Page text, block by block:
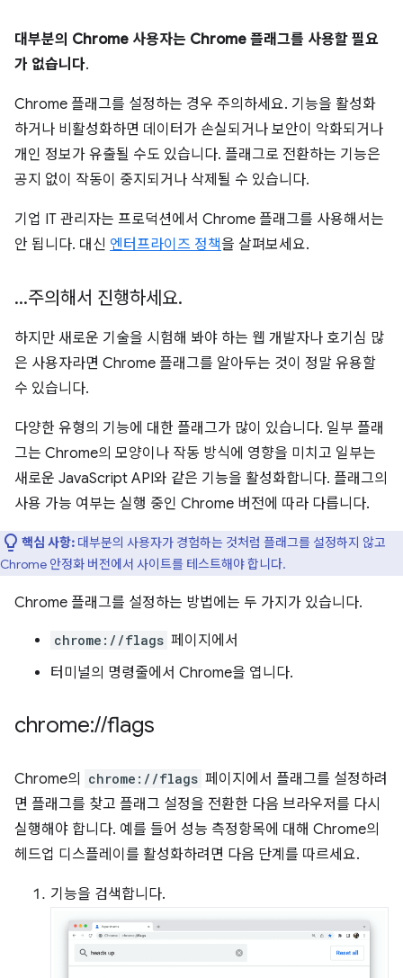
대부분의 Chrome 사용자는 Chrome 플래그를 사용할 필요
가 없습니다.
Chrome 플래그를 설정하는 경우 주의하세요. 기능을 활성화
하거나 비활성화하면 데이터가 손실되거나 보안이 악화되거나
개인 정보가 유출될 수도 있습니다. 플래그로 전환하는 기능은
공지 없이 작동이 중지되거나 삭제될 수 있습니다.
기업 IT 관리자는 프로덕션에서 Chrome 플래그를 사용해서는
안 됩니다. 대신 엔터프라이즈 정책 을 살펴보세요.
...주의해서 진행하세요.
하지만 새로운 기술을 시험해 봐야 하는 웹 개발자나 호기심 많
은 사용자라면 Chrome 플래그를 알아두는 것이 정말 유용할
수 있습니다.
다양한 유형의 기능에 대한 플래그가 많이 있습니다. 일부 플래
그는 Chrome의 모양이나 작동 방식에 영향을 미치고 일부는
새로운 JavaScript API와 같은 기능을 활성화합니다. 플래그의
사용 가능 여부는 실행 중인 Chrome 버전에 따라 다릅니다.
핵심 사항: 대부분의 사용자가 경험하는 것처럼 플래그를 설정하지 않고
Chrome 안정화 버전에서 사이트를 테스트해야 합니다.
Chrome 플래그를 설정하는 방법에는 두 가지가 있습니다.
chrome://flags 페이지에서
터미널의 명령줄에서 Chrome을 엽니다.
chrome://flags
Chrome의 chrome://flags 페이지에서 플래그를 설정하려
면 플래그를 찾고 플래그 설정을 전환한 다음 브라우저를 다시
실행해야 합니다. 예를 들어 성능 측정항목에 대해 Chrome의
헤드업 디스플레이를 활성화하려면 다음 단계를 따르세요.
기능을 검색합니다.